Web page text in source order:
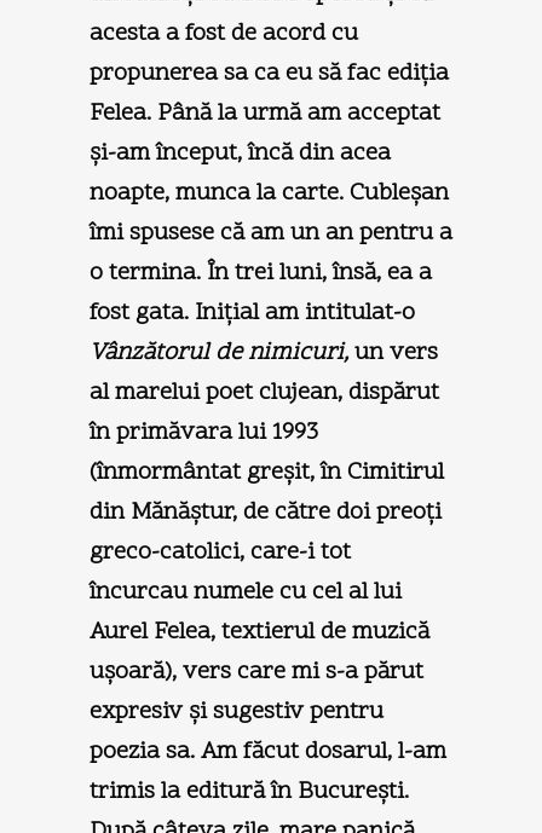
acesta a fost de acord cu
propunerea sa ca eu să fac ediţia
Felea. Până la urmă am acceptat
şi-am început, încă din acea
noapte, munca la carte. Cubleşan
îmi spusese că am un an pentru a
o termina. În trei luni, însă, ea a
fost gata. Iniţial am intitulat-o
Vânzătorul de nimicuri,un vers
al marelui poet clujean, dispărut
în primăvara lui 1993
(înmormântat greşit, în Cimitirul
din Mănăştur, de către doi preoţi
greco-catolici, care-i tot
încurcau numele cu cel al lui
Aurel Felea, textierul de muzică
uşoară), vers care mi s-a părut
expresiv şi sugestiv pentru
poezia sa. Am făcut dosarul, l-am
trimis la editură în Bucureşti.